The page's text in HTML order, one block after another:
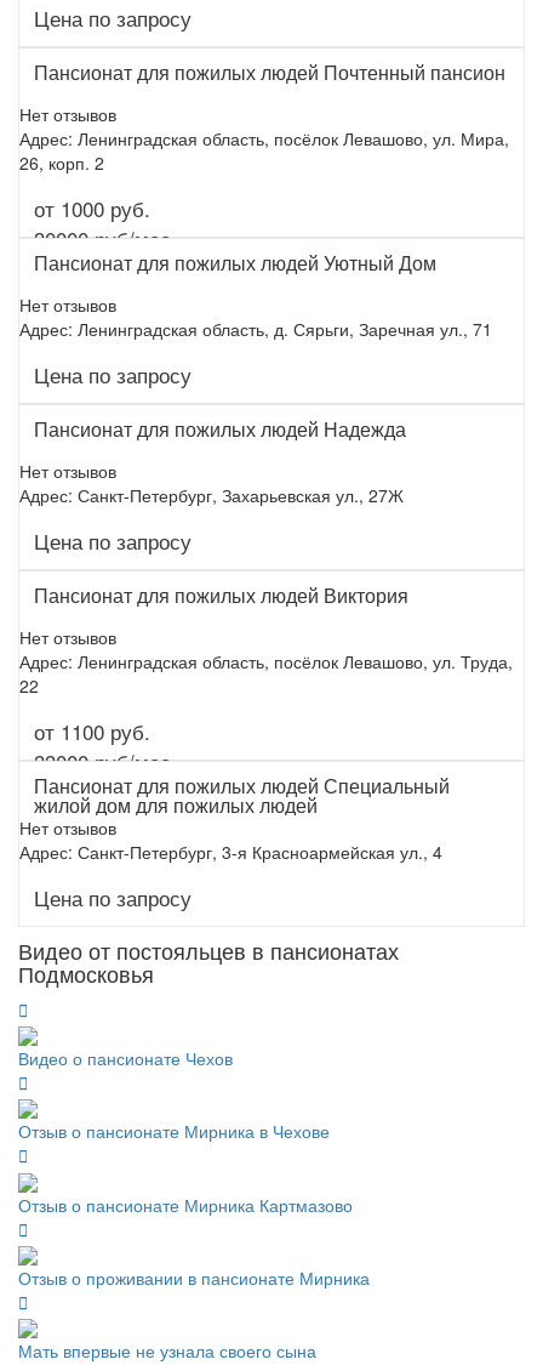
Цена по запросу
Пансионат для пожилых людей Почтенный пансион
Нет отзывов
Адрес: Ленинградская область, посёлок Левашово, ул. Мира,
26, корп. 2
от 1000 руб.
30000 руб/мес.
Пансионат для пожилых людей Уютный Дом
Нет отзывов
Адрес: Ленинградская область, д. Сярьги, Заречная ул., 71
Цена по запросу
Пансионат для пожилых людей Надежда
Нет отзывов
Адрес: Санкт-Петербург, Захарьевская ул., 27Ж
Цена по запросу
Пансионат для пожилых людей Виктория
Нет отзывов
Адрес: Ленинградская область, посёлок Левашово, ул. Труда,
22
от 1100 руб.
33000 руб/мес.
Пансионат для пожилых людей Специальный
жилой дом для пожилых людей
Нет отзывов
Адрес: Санкт-Петербург, 3-я Красноармейская ул., 4
Цена по запросу
Видео от постояльцев в пансионатах
Подмосковья
Видео о пансионате Чехов
Отзыв о пансионате Мирника в Чехове
Отзыв о пансионате Мирника Картмазово
Отзыв о проживании в пансионате Мирника
Мать впервые не узнала своего сына